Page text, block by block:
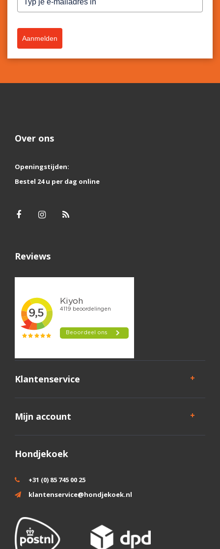
Aanmelden
Over ons
Openingstijden:
Bestel 24 u per dag online
Reviews
Klantenservice
Mijn account
Hondjekoek
+31 (0) 85 745 00 25
klantenservice@hondjekoek.nl